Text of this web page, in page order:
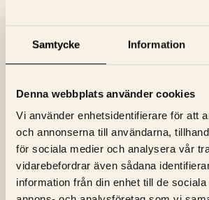
Samtycke Information
Denna webbplats använder cookies
Vi använder enhetsidentifierare för att
och annonserna till användarna,
för sociala medier och analysera vår
vidarebefordrar även sådana
information från din enhet till de
John Ratzenberger, Tom
Ernie Hudson, Wallace Shawn, Tony
Allen...Läs mer